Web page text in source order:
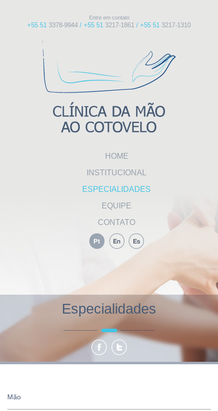
Entre em contato
+55 51 3378-9944 / +55 51 3217-1861 / +55 51 3217-1310
HOME
INSTITUCIONAL
ESPECIALIDADES
EQUIPE
CONTATO
Especialidades
Mão